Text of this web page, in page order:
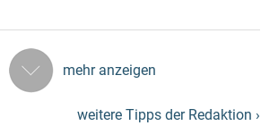
mehr anzeigen
weitere Tipps der Redaktion ›